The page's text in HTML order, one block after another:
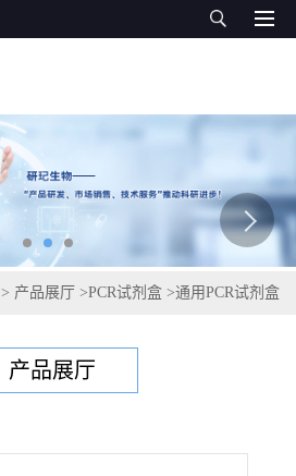
> 产品展厅 >PCR试剂盒 >通用PCR试剂盒
产品展厅